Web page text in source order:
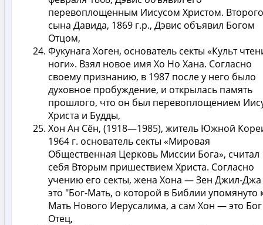
перевоплощенным Иисусом Христом. Второго
сына Давида, 1869 г.р., Дэвис объявил Богом
Отцом,
Фукунага Хоген, основатель секты «Культ
ноги». Взял новое имя Хо Но Хана. Согласно
своему признанию, в 1987 после у него было
духовное пробуждение, и открылась память
прошлого, что он был перевоплощением
Христа и Будды,
Хон Ан Сён, (1918—1985), житель Южной
1964 г. основатель секты «Мировая
Общественная Церковь Миссии Бога», считал
себя Вторым пришествием Христа. Согласно
учению его секты, жена Хона — Зен Джил-
это "Бог-Мать, о которой в Библии упомянуто
Мать Нового Иерусалима, а сам Хон — это Бог
Отец,